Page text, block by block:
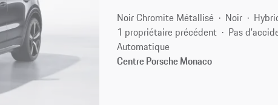
Noir Chromite Métallisé Noir
1 propriétaire précédent
Pas
Automatique
Centre Porsche Monaco